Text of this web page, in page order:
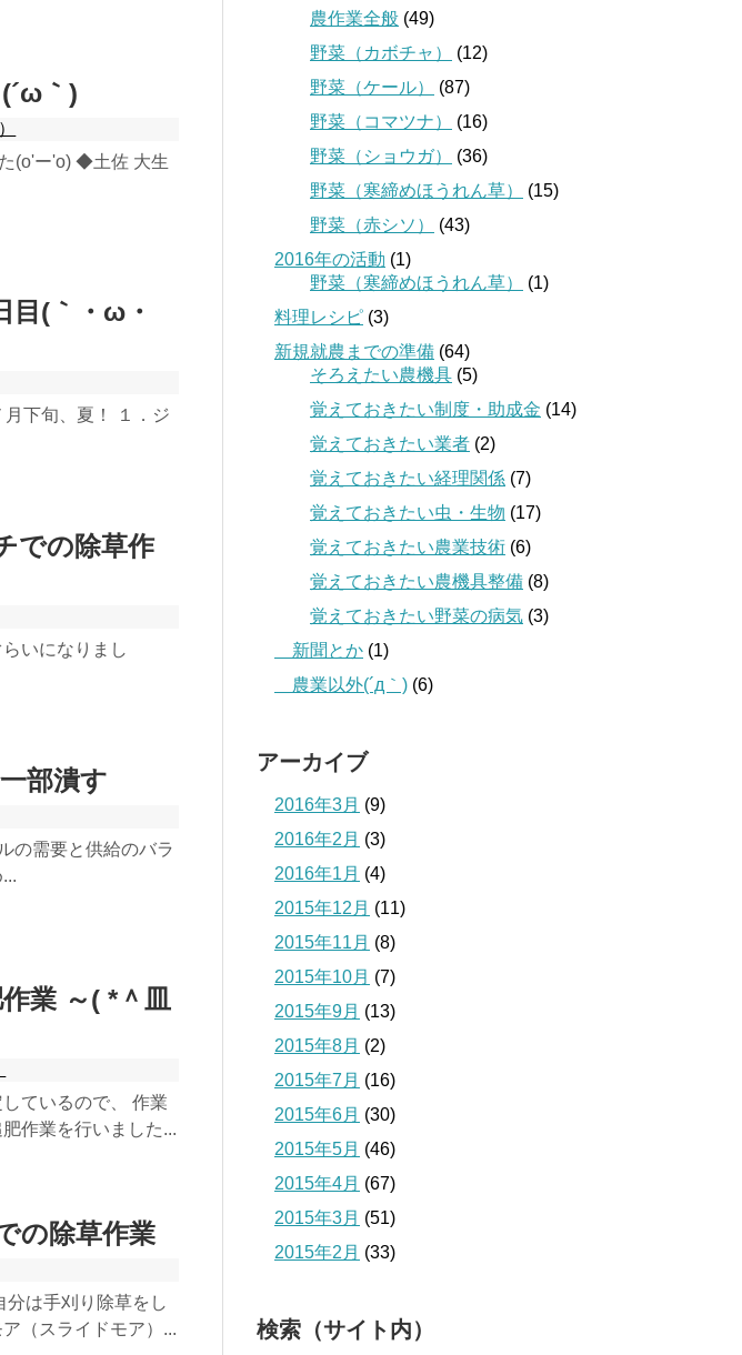
｀)
(o'ー'o) ◆土佐 大生
目(｀・ω・
下旬、夏！ １．ジ
での除草作
いになりまし
部潰す
の需要と供給のバラ
業 ～( *＾皿
ているので、 作業
作業を行いました...
の除草作業
は手刈り除草をし
（スライドモア）...
農作業全般 (49)
野菜（カボチャ）
(12)
野菜（ケール）
(87)
野菜（コマツナ）
(16)
野菜（ショウガ）
(36)
野菜（寒締めほうれん草）
(15)
野菜（赤シソ）
(43)
2016年の活動 (1)
野菜（寒締めほうれん草）
(1)
料理レシピ (3)
新規就農までの準備 (64)
そろえたい農機具 (5)
覚えておきたい制度・助成金 (14)
覚えておきたい業者 (2)
覚えておきたい経理関係 (7)
覚えておきたい虫・生物 (17)
覚えておきたい農業技術 (6)
覚えておきたい農機具整備 (8)
覚えておきたい野菜の病気 (3)
＿新聞とか (1)
＿農業以外(´д｀) (6)
アーカイブ
2016年3月 (9)
2016年2月 (3)
2016年1月 (4)
2015年12月 (11)
2015年11月 (8)
2015年10月 (7)
2015年9月 (13)
2015年8月 (2)
2015年7月 (16)
2015年6月 (30)
2015年5月 (46)
2015年4月 (67)
2015年3月 (51)
2015年2月 (33)
検索（サイト内）